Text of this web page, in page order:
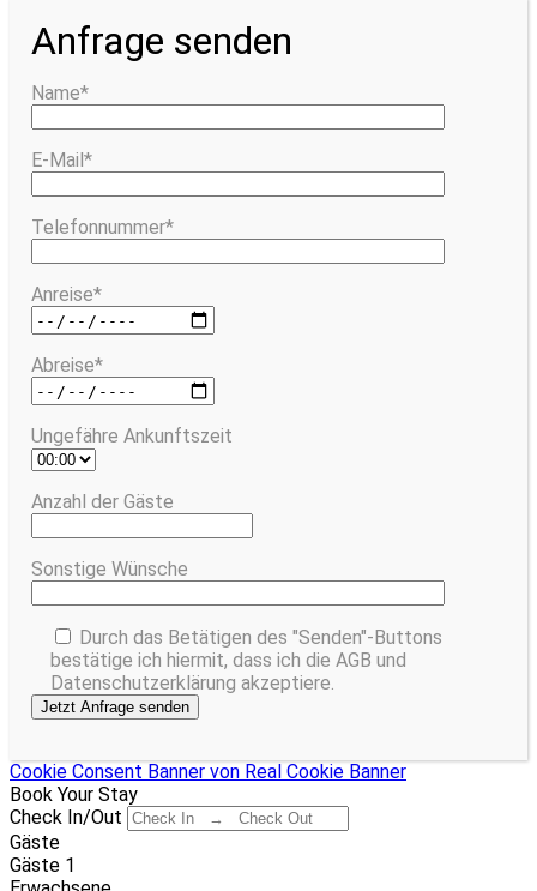
Anfrage senden
Name*
E-Mail*
Telefonnummer*
Anreise*
Abreise*
Ungefähre Ankunftszeit
Anzahl der Gäste
Sonstige Wünsche
Durch das Betätigen des "Senden"-Buttons
bestätige ich hiermit, dass ich die AGB und
Datenschutzerklärung akzeptiere.
Cookie Consent Banner von Real Cookie Banner
Book Your Stay
Check In/Out
Gäste
Gäste 1